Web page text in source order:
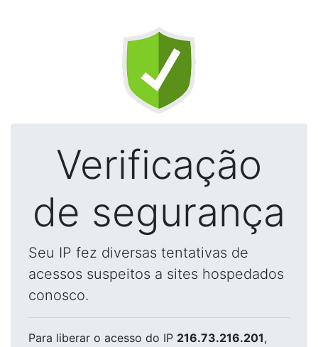
Verificação
de segurança
Seu IP fez diversas tentativas de
acessos suspeitos a sites hospedados
conosco.
Para liberar o acesso do IP 216.73.216.201,